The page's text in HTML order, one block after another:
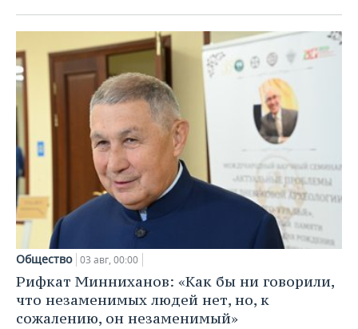
Общество 03 авг, 00:00
Рифкат Минниханов: «Как бы ни говорили,
что незаменимых людей нет, но, к
сожалению, он незаменимый»